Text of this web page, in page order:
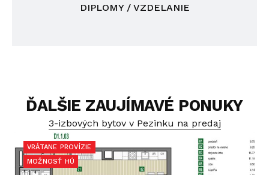
DIPLOMY / VZDELANIE
ĎALŠIE ZAUJÍMAVÉ PONUKY
3-izbových bytov v Pezinku na predaj
VRÁTANE PROVÍZIE
MOŽNOSŤ HÚ